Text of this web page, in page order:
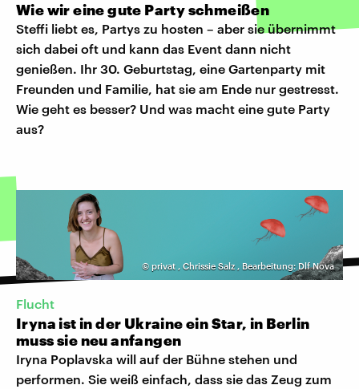
Wie wir eine gute Party schmeißen
Steffi liebt es, Partys zu hosten – aber sie übernimmt
sich dabei oft und kann das Event dann nicht
genießen. Ihr 30. Geburtstag, eine Gartenparty mit
Freunden und Familie, hat sie am Ende nur gestresst.
Wie geht es besser? Und was macht eine gute Party
aus?
© privat , Chrissie Salz , Bearbeitung: Dlf Nova
Flucht
Iryna ist in der Ukraine ein Star, in Berlin
muss sie neu anfangen
Iryna Poplavska will auf der Bühne stehen und
performen. Sie weiß einfach, dass sie das Zeug zum